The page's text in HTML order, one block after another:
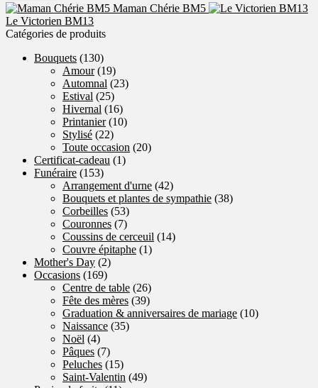
Maman Chérie BM5
Le Victorien BM13
Catégories de produits
Bouquets (130)
Amour (19)
Automnal (23)
Estival (25)
Hivernal (16)
Printanier (10)
Stylisé (22)
Toute occasion (20)
Certificat-cadeau (1)
Funéraire (153)
Arrangement d'urne (42)
Bouquets et plantes de sympathie (38)
Corbeilles (53)
Couronnes (7)
Coussins de cerceuil (14)
Couvre épitaphe (1)
Mother's Day (2)
Occasions (169)
Centre de table (26)
Fête des mères (39)
Graduation & anniversaires de mariage (10)
Naissance (35)
Noël (4)
Pâques (7)
Peluches (15)
Saint-Valentin (49)